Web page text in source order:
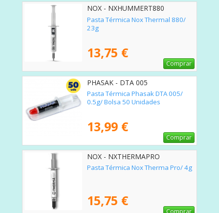
NOX - NXHUMMERT880
Pasta Térmica Nox Thermal 880/
23g
13,75 €
Comprar
PHASAK - DTA 005
Pasta Térmica Phasak DTA 005/
0.5g/ Bolsa 50 Unidades
13,99 €
Comprar
NOX - NXTHERMAPRO
Pasta Térmica Nox Therma Pro/ 4g
15,75 €
Comprar